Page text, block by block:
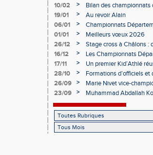
10/02
>
Bilan des
bien lancée
19/01 >
Au revoir Alain
06/01
>
Championnats
01/01
>
Meilleurs vœux 2026
26/12
>
Stage cross à Châlons :
Départementaux
16/12 >
Les Championnats
hivernale
17/11 >
Un premier Kid’Athlé
28/10
>
Formations d’officiels
26/09
>
Marie Nivet vice-
23/09
> Muhammad Abdallah